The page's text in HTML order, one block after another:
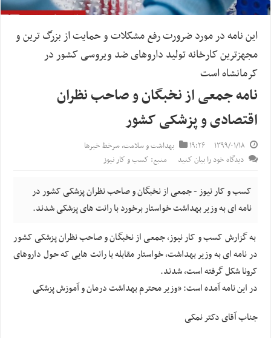
این نامه در مورد ضرورت رفع مشکلات و حمایت از بزرگ ترین و
مجهزترین کارخانه تولید داروهای ضد ویروسی کشور در
کرمانشاه است
نامه جمعی از نخبگان و صاحب نظران
اقتصادی و پزشکی کشور
۱۳۹۹/۰۱/۱۸ ۱۹:۲۶ بهداشت و سلامت,سرخط خبرها
دیدگاه خود را بیان کنید
منبع: کسب و کار نیوز
کسب و کار نیوز - جمعی از نخبگان و صاحب نظران پزشکی کشور در
نامه ای به وزیر بهداشت خواستار برخورد با رانت های پزشکی شدند.
به گزارش کسب و کار نیوز، جمعی از نخبگان و صاحب نظران پزشکی کشور
در نامه ای به وزیر بهداشت، خواستار مقابله با رانت هایی که حول داروهای
کرونا شکل گرفته است، شدند.
در این نامه آمده است: «وزیر محترم بهداشت درمان و آموزش پزشکی
جناب آقای دکتر نمکی